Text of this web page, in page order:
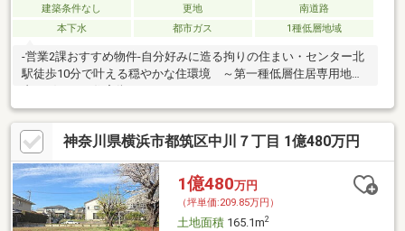
建築条件なし 更地
南道路
本下水
都市ガス 1種低層地域
-営業2課おすすめ物件-自分好みに造る拘りの住まい・センター北
駅徒歩10分で叶える穏やかな住環境 ～第一種低層住居専用地域
内の穏やかな住宅街～
神奈川県横浜市都筑区中川７丁目 1億480万円
1億480万円
（坪単価:209.85万円）
土地面積165.1m2